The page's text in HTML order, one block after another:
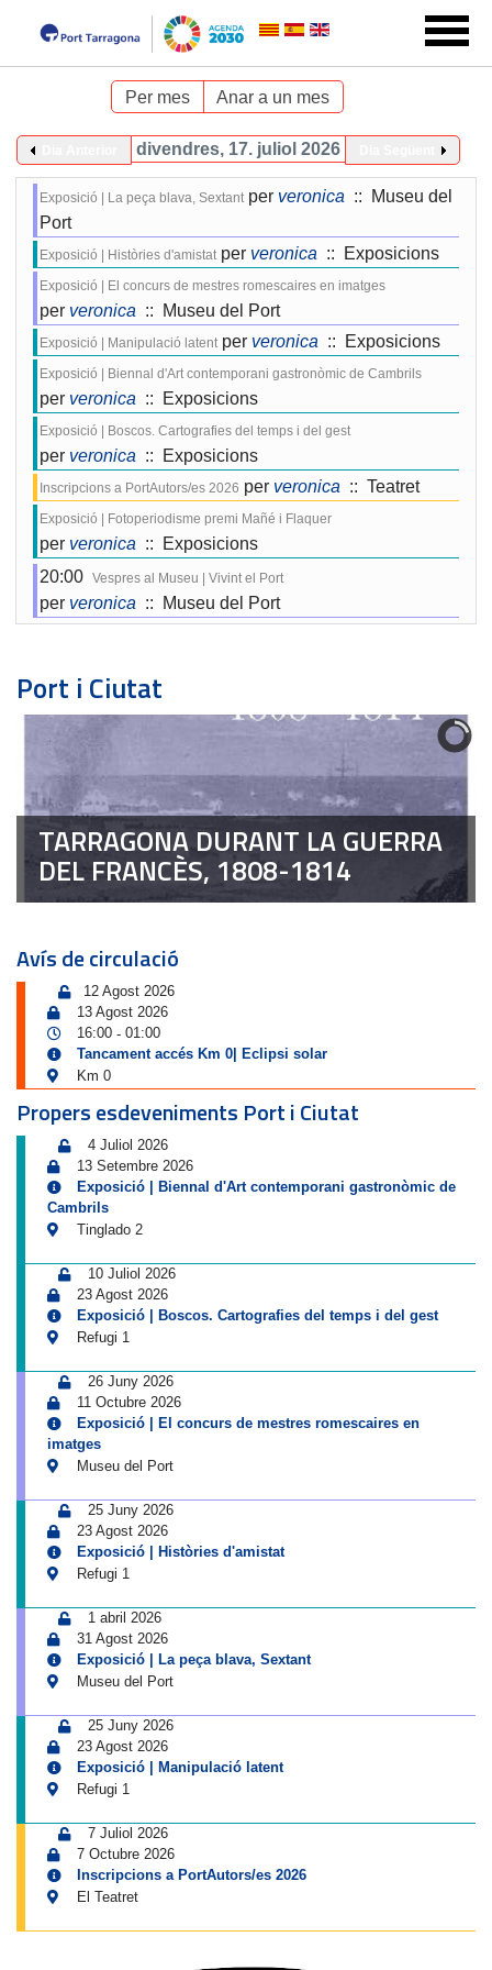
Per mes Anar a un mes
divendres, 17. juliol 2026
Exposició | La peça blava, Sextant per veronica :: Museu del
Port
Exposició | Històries d'amistat per veronica :: Exposicions
Exposició | El concurs de mestres romescaires en imatges
per veronica :: Museu del Port
Exposició | Manipulació latent per veronica :: Exposicions
Exposició | Biennal d'Art contemporani gastronòmic de Cambrils
per veronica :: Exposicions
Exposició | Boscos. Cartografies del temps i del gest
per veronica :: Exposicions
Inscripcions a PortAutors/es 2026 per veronica :: Teatret
Exposició | Fotoperiodisme premi Mañé i Flaquer
per veronica :: Exposicions
20:00 Vespres al Museu | Vivint el Port
per veronica :: Museu del Port
Port i Ciutat
TARRAGONA DURANT LA GUERRA
DEL FRANCÈS, 1808-1814
Avís de circulació
12 Agost 2026
13 Agost 2026
16:00 - 01:00
Tancament accés Km 0| Eclipsi solar
Km 0
Propers esdeveniments Port i Ciutat
4 Juliol 2026
13 Setembre 2026
Exposició | Biennal d'Art contemporani gastronòmic de
Cambrils
Tinglado 2
10 Juliol 2026
23 Agost 2026
Exposició | Boscos. Cartografies del temps i del gest
Refugi 1
26 Juny 2026
11 Octubre 2026
Exposició | El concurs de mestres romescaires en
imatges
Museu del Port
25 Juny 2026
23 Agost 2026
Exposició | Històries d'amistat
Refugi 1
1 abril 2026
31 Agost 2026
Exposició | La peça blava, Sextant
Museu del Port
25 Juny 2026
23 Agost 2026
Exposició | Manipulació latent
Refugi 1
7 Juliol 2026
7 Octubre 2026
Inscripcions a PortAutors/es 2026
El Teatret